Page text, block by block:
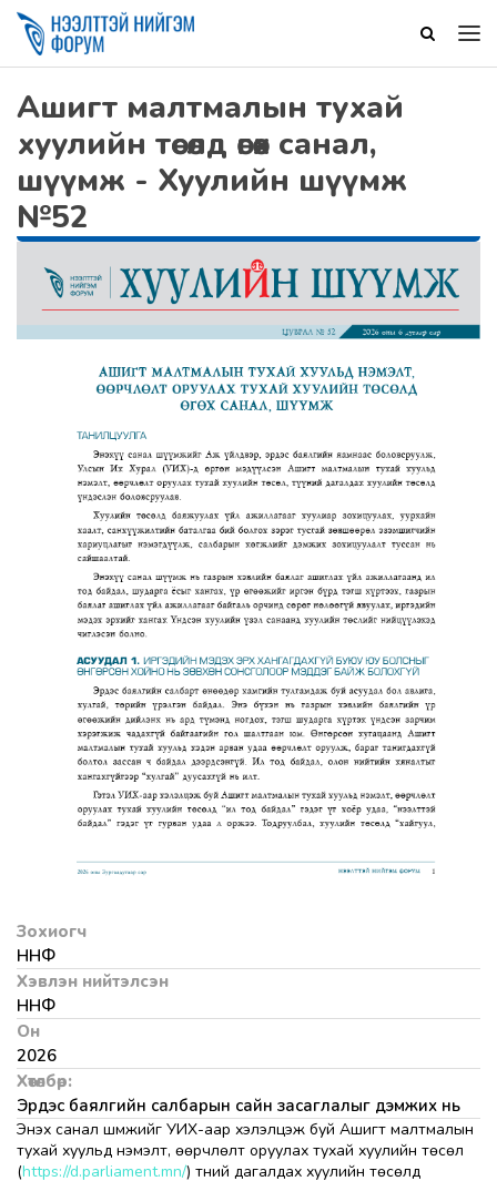
Ашигт малтмалын тухай
хуулийн төсөлд өгөх санал,
шүүмж - Хуулийн шүүмж
№52
Зохиогч
ННФ
Хэвлэн нийтэлсэн
ННФ
Он
2026
Хөтөлбөр:
Эрдэс баялгийн салбарын сайн засаглалыг дэмжих нь
Энэхүү санал шүүмжийг УИХ-аар хэлэлцэж буй Ашигт малтмалын
тухай хуульд нэмэлт, өөрчлөлт оруулах тухай хуулийн төсөл
(https://d.parliament.mn/) түүний дагалдах хуулийн төсөлд